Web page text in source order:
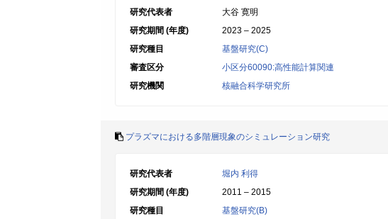
研究代表者
大谷 寛明
研究期間 (年度)
2023 – 2025
研究種目
基盤研究(C)
審査区分
小区分60090:高性能計算関連
研究機関
核融合科学研究所
プラズマにおける多階層現象のシミュレーション研究
研究代表者
堀内 利得
研究期間 (年度)
2011 – 2015
研究種目
基盤研究(B)